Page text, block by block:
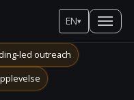
EN▾
led outreach